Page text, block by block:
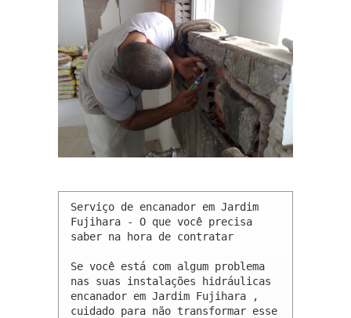
Serviço de encanador em Jardim
Fujihara - O que você precisa
saber na hora de contratar
Se você está com algum problema
nas suas instalações hidráulicas
encanador em Jardim Fujihara ,
cuidado para não transformar esse